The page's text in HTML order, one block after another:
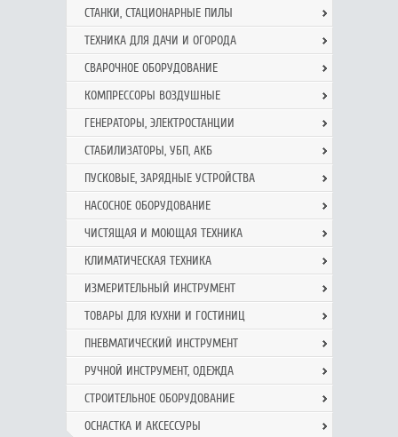
СТАНКИ, СТАЦИОНАРНЫЕ ПИЛЫ
ТЕХНИКА ДЛЯ ДАЧИ И ОГОРОДА
СВАРОЧНОЕ ОБОРУДОВАНИЕ
КОМПРЕССОРЫ ВОЗДУШНЫЕ
ГЕНЕРАТОРЫ, ЭЛЕКТРОСТАНЦИИ
СТАБИЛИЗАТОРЫ, УБП, АКБ
ПУСКОВЫЕ, ЗАРЯДНЫЕ УСТРОЙСТВА
НАСОСНОЕ ОБОРУДОВАНИЕ
ЧИСТЯЩАЯ И МОЮЩАЯ ТЕХНИКА
КЛИМАТИЧЕСКАЯ ТЕХНИКА
ИЗМЕРИТЕЛЬНЫЙ ИНСТРУМЕНТ
ТОВАРЫ ДЛЯ КУХНИ И ГОСТИНИЦ
ПНЕВМАТИЧЕСКИЙ ИНСТРУМЕНТ
РУЧНОЙ ИНCТРУМЕНТ, ОДЕЖДА
СТРОИТЕЛЬНОЕ ОБОРУДОВАНИЕ
ОСНАСТКА И АКСЕССУРЫ